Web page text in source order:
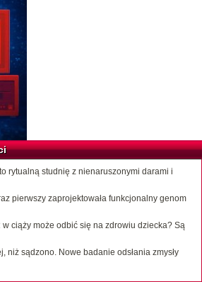
rytualną studnię z nienaruszonymi darami i
pierwszy zaprojektowała funkcjonalny genom
ciąży może odbić się na zdrowiu dziecka? Są
niż sądzono. Nowe badanie odsłania zmysły